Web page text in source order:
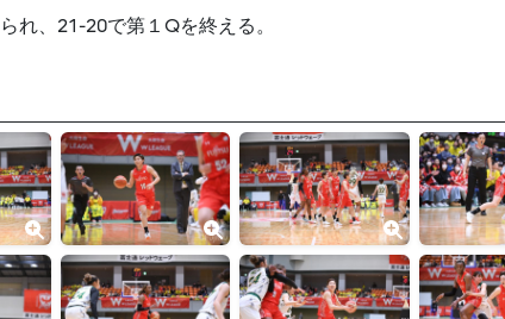
れ、21-20で第１Qを終える。